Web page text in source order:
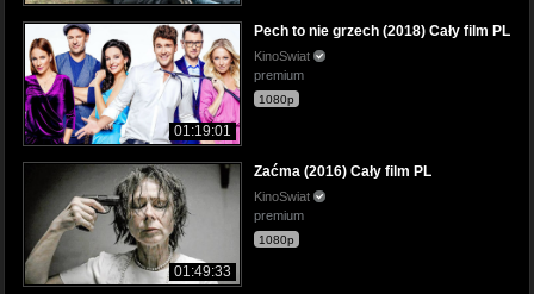
01:19:01
Pech to nie grzech (2018) Cały film PL
KinoSwiat
premium
1080p
01:49:33
Zaćma (2016) Cały film PL
KinoSwiat
premium
1080p